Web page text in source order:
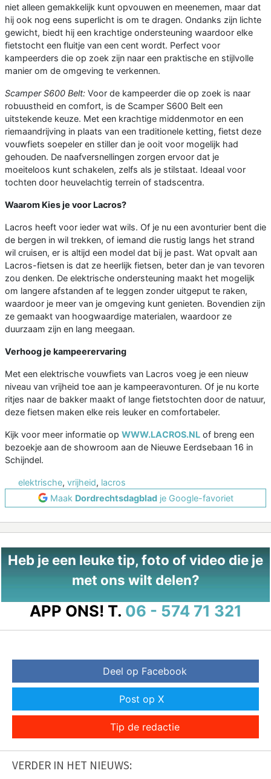
niet alleen gemakkelijk kunt opvouwen en meenemen, maar dat
hij ook nog eens superlicht is om te dragen. Ondanks zijn lichte
gewicht, biedt hij een krachtige ondersteuning waardoor elke
fietstocht een fluitje van een cent wordt. Perfect voor
kampeerders die op zoek zijn naar een praktische en stijlvolle
manier om de omgeving te verkennen.
Scamper S600 Belt: Voor de kampeerder die op zoek is naar
robuustheid en comfort, is de Scamper S600 Belt een
uitstekende keuze. Met een krachtige middenmotor en een
riemaandrijving in plaats van een traditionele ketting, fietst deze
vouwfiets soepeler en stiller dan je ooit voor mogelijk had
gehouden. De naafversnellingen zorgen ervoor dat je
moeiteloos kunt schakelen, zelfs als je stilstaat. Ideaal voor
tochten door heuvelachtig terrein of stadscentra.
Waarom Kies je voor Lacros?
Lacros heeft voor ieder wat wils. Of je nu een avonturier bent die
de bergen in wil trekken, of iemand die rustig langs het strand
wil cruisen, er is altijd een model dat bij je past. Wat opvalt aan
Lacros-fietsen is dat ze heerlijk fietsen, beter dan je van tevoren
zou denken. De elektrische ondersteuning maakt het mogelijk
om langere afstanden af te leggen zonder uitgeput te raken,
waardoor je meer van je omgeving kunt genieten. Bovendien zijn
ze gemaakt van hoogwaardige materialen, waardoor ze
duurzaam zijn en lang meegaan.
Verhoog je kampeerervaring
Met een elektrische vouwfiets van Lacros voeg je een nieuw
niveau van vrijheid toe aan je kampeeravonturen. Of je nu korte
ritjes naar de bakker maakt of lange fietstochten door de natuur,
deze fietsen maken elke reis leuker en comfortabeler.
Kijk voor meer informatie op WWW.LACROS.NL of breng een
bezoekje aan de showroom aan de Nieuwe Eerdsebaan 16 in
Schijndel.
elektrische, vrijheid, lacros
Maak Dordrechtsdagbladje Google-favoriet
Heb je een leuke tip, foto of video die je
met ons wilt delen?
APP ONS! T. 06 - 574 71 321
Deel op Facebook
Post op X
Tip de redactie
VERDER IN HET NIEUWS: